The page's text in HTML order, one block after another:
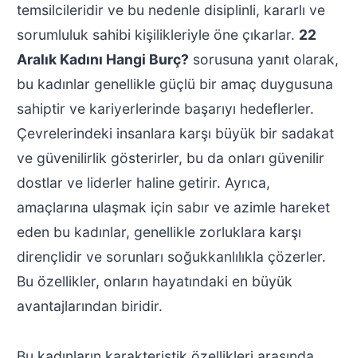
temsilcileridir ve bu nedenle disiplinli, kararlı ve
sorumluluk sahibi kişilikleriyle öne çıkarlar. 22
Aralık Kadını Hangi Burç? sorusuna yanıt olarak,
bu kadınlar genellikle güçlü bir amaç duygusuna
sahiptir ve kariyerlerinde başarıyı hedeflerler.
Çevrelerindeki insanlara karşı büyük bir sadakat
ve güvenilirlik gösterirler, bu da onları güvenilir
dostlar ve liderler haline getirir. Ayrıca,
amaçlarına ulaşmak için sabır ve azimle hareket
eden bu kadınlar, genellikle zorluklara karşı
dirençlidir ve sorunları soğukkanlılıkla çözerler.
Bu özellikler, onların hayatındaki en büyük
avantajlarından biridir.